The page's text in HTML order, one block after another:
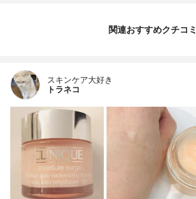
関連おすすめクチコミ
スキンケア大好き
トラネコ